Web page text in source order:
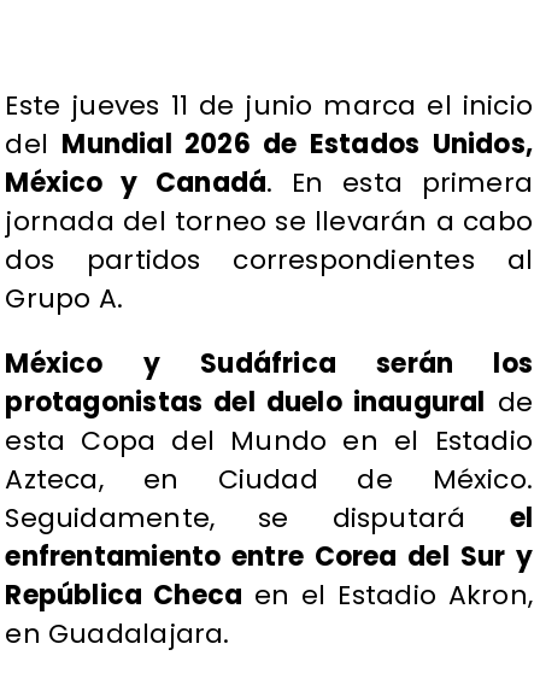
Este jueves 11 de junio marca el inicio
del Mundial 2026 de Estados Unidos,
México y Canadá. En esta primera
jornada del torneo se llevarán a cabo
dos partidos correspondientes al
Grupo A.
México y Sudáfrica serán los
protagonistas del duelo inaugural de
esta Copa del Mundo en el Estadio
Azteca, en Ciudad de México.
Seguidamente, se disputará el
enfrentamiento entre Corea del Sur y
República Checa en el Estadio Akron,
en Guadalajara.